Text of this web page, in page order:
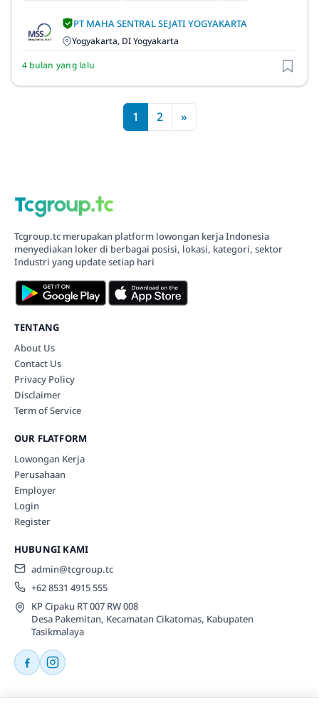
PT MAHA SENTRAL SEJATI YOGYAKARTA
Yogyakarta, DI Yogyakarta
4 bulan yang lalu
1 2 »
Tcgroup.tc merupakan platform lowongan kerja Indonesia
menyediakan loker di berbagai posisi, lokasi, kategori, sektor
Industri yang update setiap hari
TENTANG
About Us
Contact Us
Privacy Policy
Disclaimer
Term of Service
OUR FLATFORM
Lowongan Kerja
Perusahaan
Employer
Login
Register
HUBUNGI KAMI
admin@tcgroup.tc
+62 8531 4915 555
KP Cipaku RT 007 RW 008
Desa Pakemitan, Kecamatan Cikatomas, Kabupaten
Tasikmalaya
© 2026 Tcgroup.tc All rights reserved.